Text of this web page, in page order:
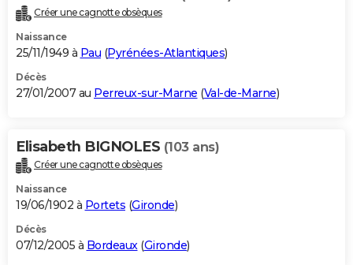
Créer une cagnotte obsèques
Naissance
25/11/1949 à Pau (Pyrénées-Atlantiques)
Décès
27/01/2007 au Perreux-sur-Marne (Val-de-Marne)
Elisabeth BIGNOLES (103 ans)
Créer une cagnotte obsèques
Naissance
19/06/1902 à Portets (Gironde)
Décès
07/12/2005 à Bordeaux(Gironde)